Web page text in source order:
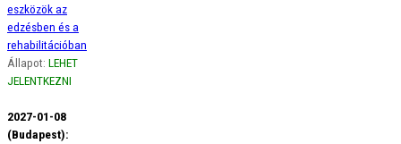
eszközök az
edzésben és a
rehabilitációban
Állapot: LEHET
JELENTKEZNI
2027-01-08
(Budapest):